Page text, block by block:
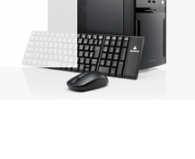
スペック/パーツ別
AIおすすめパソコン
Windows 11 |Copilot+ PC